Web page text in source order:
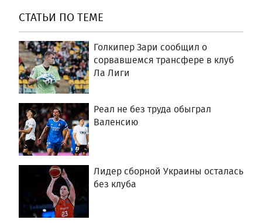
СТАТЬИ ПО ТЕМЕ
Голкипер Зари сообщил о
сорвавшемся трансфере в клуб
Ла Лиги
Реал не без труда обыграл
Валенсию
Лидер сборной Украины осталась
без клуба